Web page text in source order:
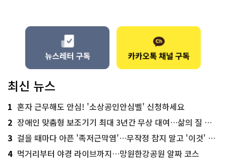
최신 뉴스
1 혼자 근무해도 안심! '소상공인안심벨' 신청하세요
2 장애인 맞춤형 보조기기 최대 3년간 무상 대여…삶의 질 높인다
3 걸을 때마다 아픈 '족저근막염'…무작정 참지 말고 '이것' 해보세요!
4 먹거리부터 야경 라이브까지…망원한강공원 알짜 코스